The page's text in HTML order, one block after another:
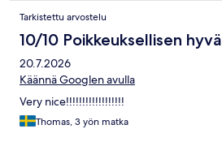
Tarkistettu arvostelu
10/10 Poikkeuksellisen hyvä
20.7.2026
Käännä Googlen avulla
Very nice!!!!!!!!!!!!!!!!!!
Thomas, 3 yön matka